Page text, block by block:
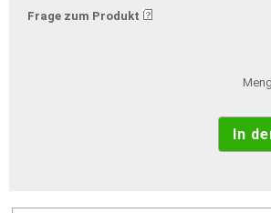
Frage zum Produkt